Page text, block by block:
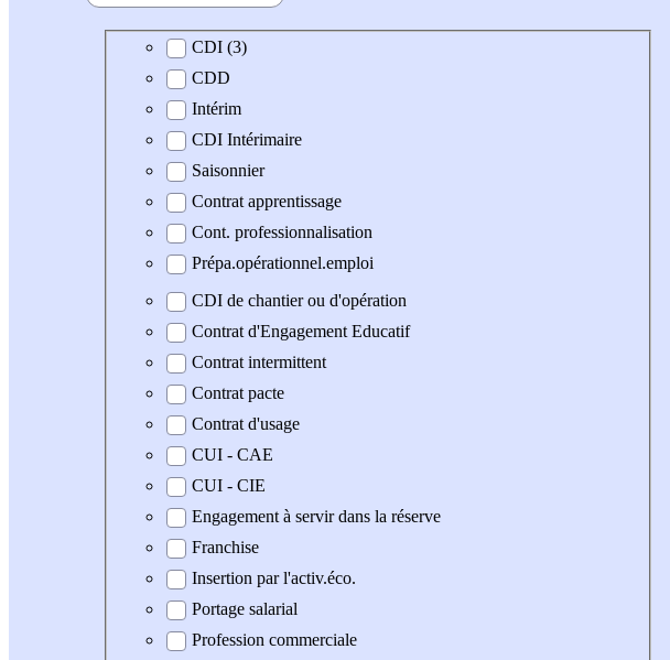
Type de contrat
CDI (3)
CDD
Intérim
CDI Intérimaire
Saisonnier
Contrat apprentissage
Cont. professionnalisation
Prépa.opérationnel.emploi
CDI de chantier ou d'opération
Contrat d'Engagement Educatif
Contrat intermittent
Contrat pacte
Contrat d'usage
CUI - CAE
CUI - CIE
Engagement à servir dans la réserve
Franchise
Insertion par l'activ.éco.
Portage salarial
Profession commerciale